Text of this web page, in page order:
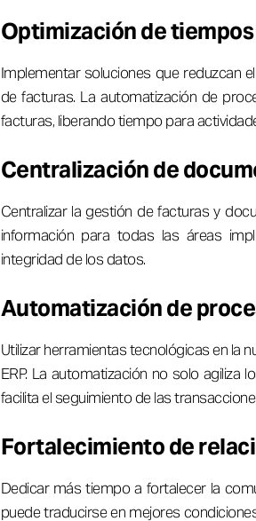
Optimización de tiempos
Implementar soluciones que reduzcan
de facturas. La automatización de
facturas, liberando tiempo para
Centralización de
Centralizar la gestión de facturas y
información para todas las áreas
integridad de los datos.
Automatización de
Utilizar herramientas tecnológicas en la
ERP. La automatización no solo
facilita el seguimiento de las
Fortalecimiento de
Dedicar más tiempo a fortalecer la
puede traducirse en mejores